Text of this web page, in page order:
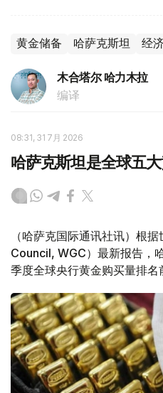
黄金储备 哈萨克斯坦 经
木合塔尔 哈力木拉
编译
08:31, 31 7月 2026
哈萨克斯坦是全球五
（哈萨克国际通讯社讯）根
Council, WGC）最新报告，
季度全球央行黄金购买量排名